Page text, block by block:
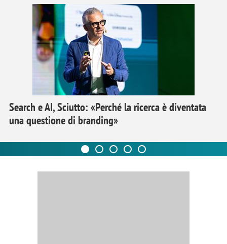
Search e AI, Sciutto: «Perché la ricerca è diventata
una questione di branding»